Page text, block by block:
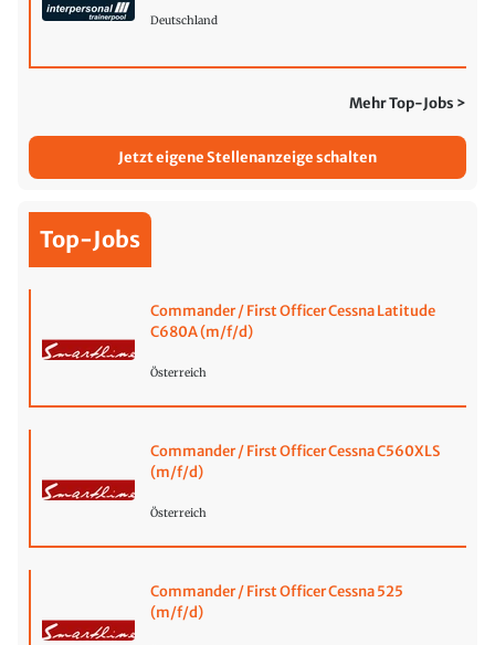
Deutschland
Mehr Top-Jobs >
Jetzt eigene Stellenanzeige schalten
Top-Jobs
Commander / First Officer Cessna Latitude
C680A (m/f/d)
Österreich
Commander / First Officer Cessna C560XLS
(m/f/d)
Österreich
Commander / First Officer Cessna 525
(m/f/d)